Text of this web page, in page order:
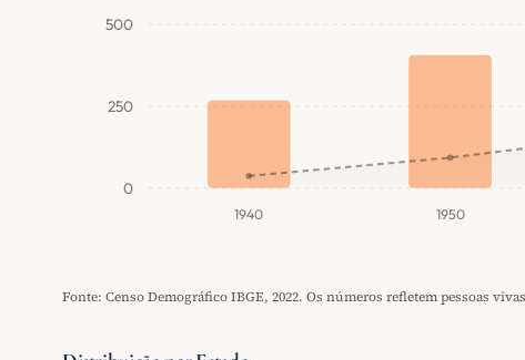
0
250
500
1940 1950
Fonte: Censo Demográfico IBGE, 2022. Os números refletem pessoas